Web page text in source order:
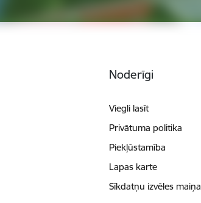
Noderīgi
Viegli lasīt
Privātuma politika
Piekļūstamība
Lapas karte
Sīkdatņu izvēles maiņa